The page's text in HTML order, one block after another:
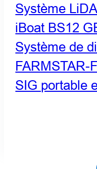
Système
iBoat BS12
Système de
FARMSTAR-
SIG portable